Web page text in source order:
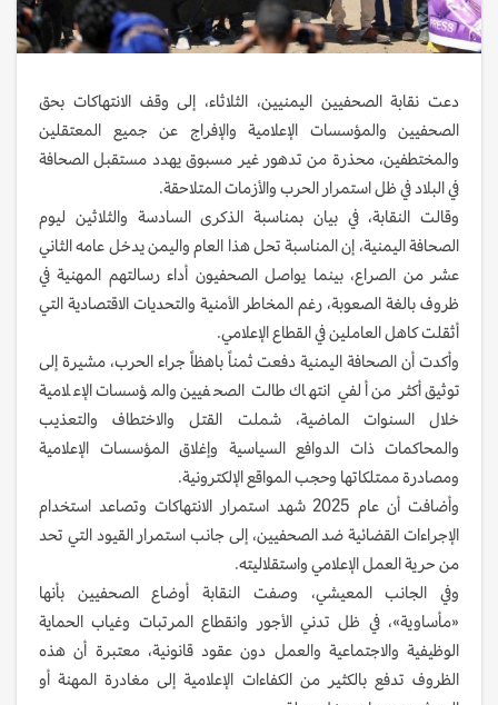
دعت نقابة الصحفيين اليمنيين، الثلاثاء، إلى وقف الانتهاكات بحق
الصحفيين والمؤسسات الإعلامية والإفراج عن جميع المعتقلين
والمختطفين، محذرة من تدهور غير مسبوق يهدد مستقبل الصحافة
في البلاد في ظل استمرار الحرب والأزمات المتلاحقة.
وقالت النقابة، في بيان بمناسبة الذكرى السادسة والثلاثين ليوم
الصحافة اليمنية، إن المناسبة تحل هذا العام واليمن يدخل عامه الثاني
عشر من الصراع، بينما يواصل الصحفيون أداء رسالتهم المهنية في
ظروف بالغة الصعوبة، رغم المخاطر الأمنية والتحديات الاقتصادية التي
أثقلت كاهل العاملين في القطاع الإعلامي.
وأكدت أن الصحافة اليمنية دفعت ثمناً باهظاً جراء الحرب، مشيرة إلى
توثيق أكثر من ألفي انتهاك طالت الصحفيين والمؤسسات الإعلامية
خلال السنوات الماضية، شملت القتل والاختطاف والتعذيب
والمحاكمات ذات الدوافع السياسية وإغلاق المؤسسات الإعلامية
ومصادرة ممتلكاتها وحجب المواقع الإلكترونية.
وأضافت أن عام 2025 شهد استمرار الانتهاكات وتصاعد استخدام
الإجراءات القضائية ضد الصحفيين، إلى جانب استمرار القيود التي تحد
من حرية العمل الإعلامي واستقلاليته.
وفي الجانب المعيشي، وصفت النقابة أوضاع الصحفيين بأنها
«مأساوية»، في ظل تدني الأجور وانقطاع المرتبات وغياب الحماية
الوظيفية والاجتماعية والعمل دون عقود قانونية، معتبرة أن هذه
الظروف تدفع بالكثير من الكفاءات الإعلامية إلى مغادرة المهنة أو